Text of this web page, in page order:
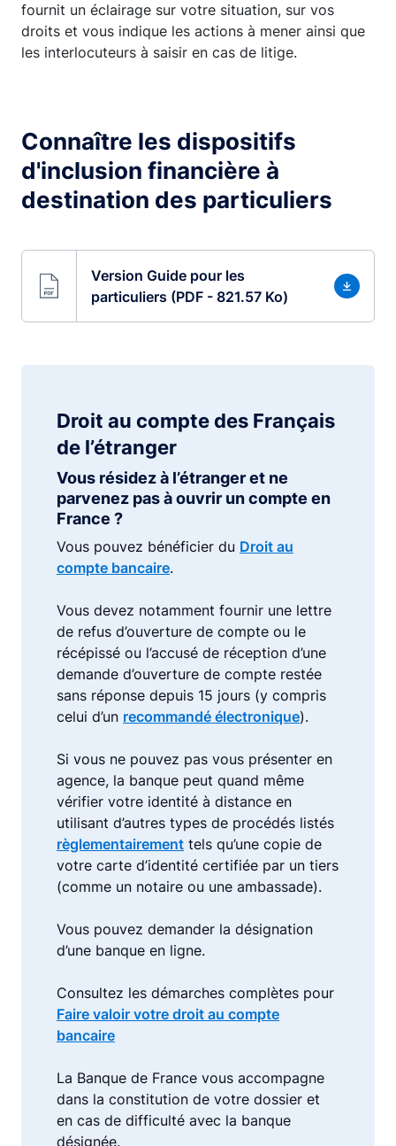
fournit un éclairage sur votre situation, sur vos
droits et vous indique les actions à mener ainsi que
les interlocuteurs à saisir en cas de litige.
Connaître les dispositifs
d'inclusion financière à
destination des particuliers
Version Guide pour les
particuliers (PDF - 821.57 Ko)
Droit au compte des Français
de l’étranger
Vous résidez à l’étranger et ne
parvenez pas à ouvrir un compte en
France ?
Vous pouvez bénéficier du Droit au
compte bancaire.
Vous devez notamment fournir une lettre
de refus d’ouverture de compte ou le
récépissé ou l’accusé de réception d’une
demande d’ouverture de compte restée
sans réponse depuis 15 jours (y compris
celui d’un recommandé électronique).
Si vous ne pouvez pas vous présenter en
agence, la banque peut quand même
vérifier votre identité à distance en
utilisant d’autres types de procédés listés
règlementairement tels qu’une copie de
votre carte d’identité certifiée par un tiers
(comme un notaire ou une ambassade).
Vous pouvez demander la désignation
d’une banque en ligne.
Consultez les démarches complètes pour
Faire valoir votre droit au compte
bancaire
La Banque de France vous accompagne
dans la constitution de votre dossier et
en cas de difficulté avec la banque
désignée.